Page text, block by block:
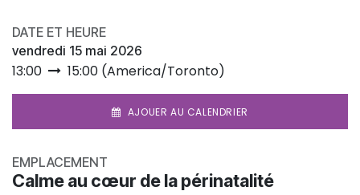
DATE ET HEURE
vendredi 15 mai 2026
13:00 15:00 (America/Toronto)
AJOUER AU CALENDRIER
EMPLACEMENT
Calme au cœur de la périnatalité